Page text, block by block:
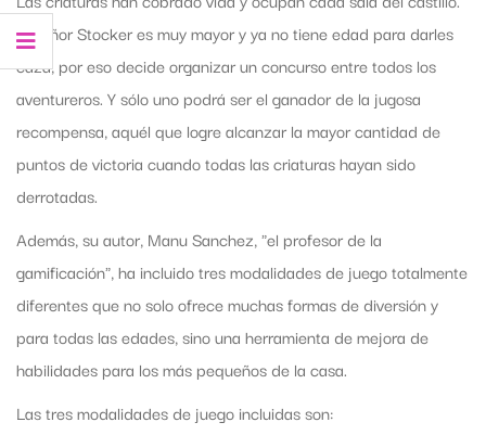
El señor Stocker es muy mayor y ya no tiene edad para darles
caza, por eso decide organizar un concurso entre todos los
aventureros. Y sólo uno podrá ser el ganador de la jugosa
recompensa, aquél que logre alcanzar la mayor cantidad de
puntos de victoria cuando todas las criaturas hayan sido
derrotadas.
Además, su autor, Manu Sanchez, "el profesor de la
gamificación", ha incluido tres modalidades de juego totalmente
diferentes que no solo ofrece muchas formas de diversión y
para todas las edades, sino una herramienta de mejora de
habilidades para los más pequeños de la casa.
Las tres modalidades de juego incluidas son: